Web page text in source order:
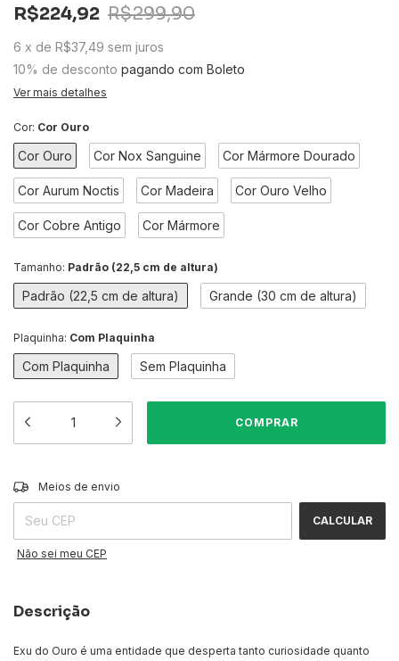
R$224,92 R$299,90
6 x de R$37,49 sem juros
10% de desconto pagando com Boleto
Ver mais detalhes
Cor: Cor Ouro
Cor Ouro Cor Nox Sanguine Cor Mármore Dourado
Cor Aurum Noctis Cor Madeira Cor Ouro Velho
Cor Cobre Antigo Cor Mármore
Tamanho: Padrão (22,5 cm de altura)
Padrão (22,5 cm de altura) Grande (30 cm de altura)
Plaquinha: Com Plaquinha
Com Plaquinha Sem Plaquinha
Entregas para o CEP:
Meios de envio
CALCULAR
Não sei meu CEP
Descrição
Exu do Ouro é uma entidade que desperta tanto curiosidade quanto